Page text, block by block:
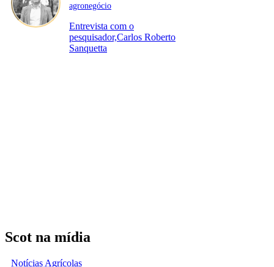
agronegócio
Entrevista com o
pesquisador,Carlos Roberto
Sanquetta
Scot na mídia
Notícias Agrícolas